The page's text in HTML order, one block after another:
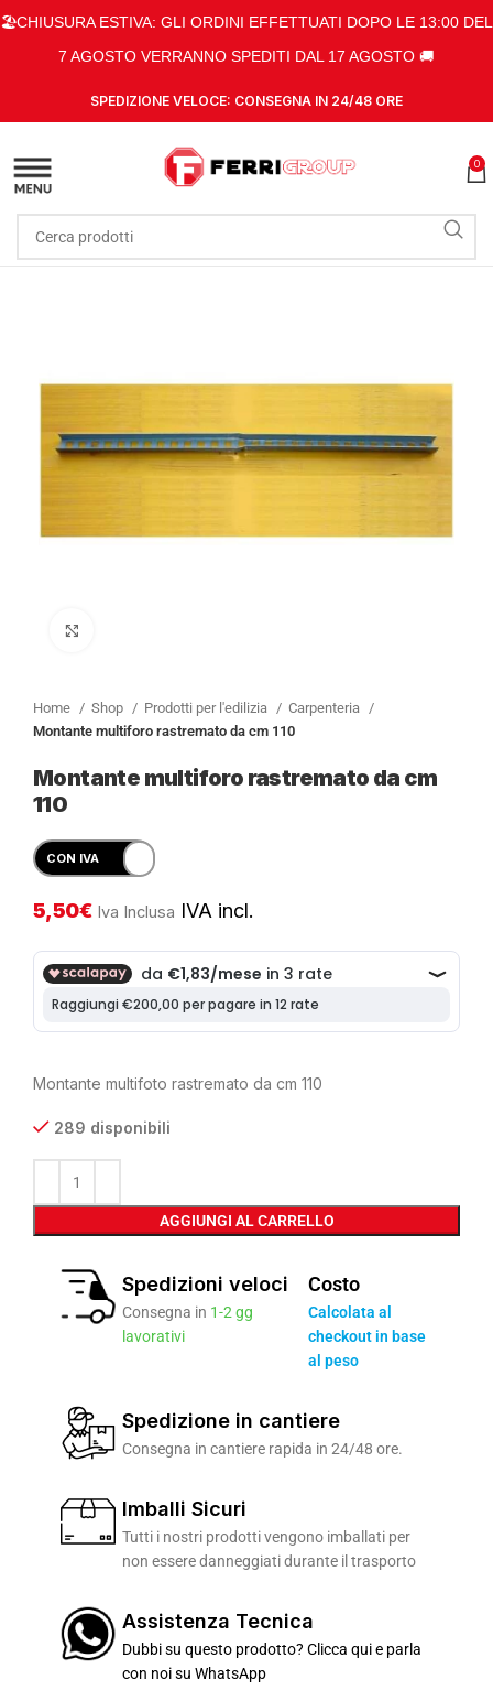
🏖️CHIUSURA ESTIVA: GLI ORDINI EFFETTUATI DOPO LE 13:00 DEL
7 AGOSTO VERRANNO SPEDITI DAL 17 AGOSTO 🚚
SPEDIZIONE VELOCE: CONSEGNA IN 24/48 ORE
0
Home Shop Prodotti per l'edilizia
Carpenteria
Montante multiforo rastremato da cm 110
Montante multiforo rastremato da cm
110
5,50€ Iva Inclusa IVA incl.
Montante multifoto rastremato da cm 110
289 disponibili
AGGIUNGI AL CARRELLO
Spedizioni veloci
Consegna in 1-2 gg
lavorativi
Costo
Calcolata al
checkout in base
al peso
Spedizione in cantiere
Consegna in cantiere rapida in 24/48 ore.
Imballi Sicuri
Tutti i nostri prodotti vengono imballati per
non essere danneggiati durante il trasporto
Assistenza Tecnica
Dubbi su questo prodotto? Clicca qui e parla
con noi su WhatsApp